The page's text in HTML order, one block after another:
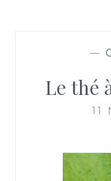
—
Le thé
11